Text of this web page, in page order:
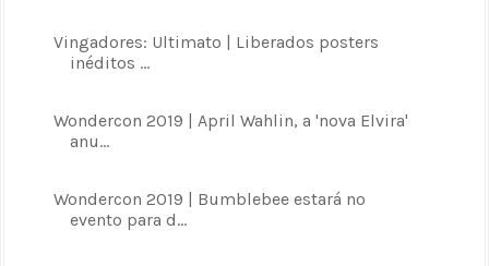
Vingadores: Ultimato | Liberados posters
inéditos ...
Wondercon 2019 | April Wahlin, a 'nova Elvira'
anu...
Wondercon 2019 | Bumblebee estará no
evento para d...